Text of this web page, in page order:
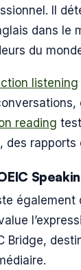
Il
dans le
du
listening
reading
des rapports
Bridge,